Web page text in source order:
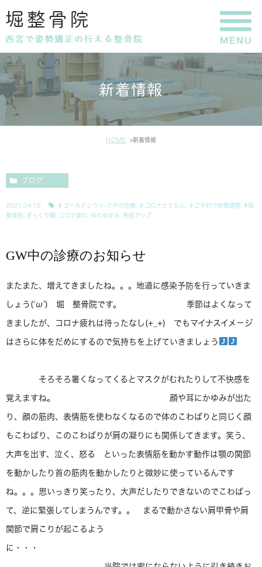
新着情報
HOME 新着情報
ブログ
2021.04.19 ＃ゴールデンウイ-ク中の診療 ＃コロナとともに ＃ご予約で時間調整 #堀
整骨院 ぎっくり腰 コロナ疲れ 体のゆがみ 免疫アップ
GW中の診療のお知らせ
またまた、増えてきましたね。。。地道に感染予防を行っていきま
しょう(‘ω’) 堀 整骨院です。 季節はよくなって
きましたが、コロナ疲れは待ったなし(+_+) でもマイナスイメ－ジ
はさらに体をだめにするので気持ちを上げていきましょう
そろそろ暑くなってくるとマスクがむれたりして不快感を
覚えますね。 顔や耳にかゆみが出た
り、顔の筋肉、表情筋を使わなくなるので体のこわばりと同じく顔
もこわばり、このこわばりが肩の凝りにも関係してきます。笑う、
大声を出す、泣く、怒る といった表情筋を動かす動作は顎の関節
を動かしたり首の筋肉を動かしたりと微妙に使っているんです
ね。。。思いっきり笑ったり、大声だしたりできないのでこわばっ
て、逆に緊張してしまうんです。。 まるで動かさない肩甲骨や肩
関節で肩こりが起こるよう
に・・・